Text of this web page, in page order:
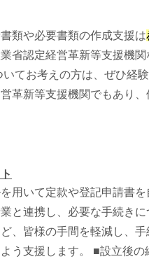
類や必要書類の作成支援は
省認定経営革新等支援機
てお考えの方は、ぜひ経
革新等支援機関でもあり、
用いて定款や登記申請書を
と連携し、必要な手続きに
、皆様の手間を軽減し、手
う支援します。 ■設立後の